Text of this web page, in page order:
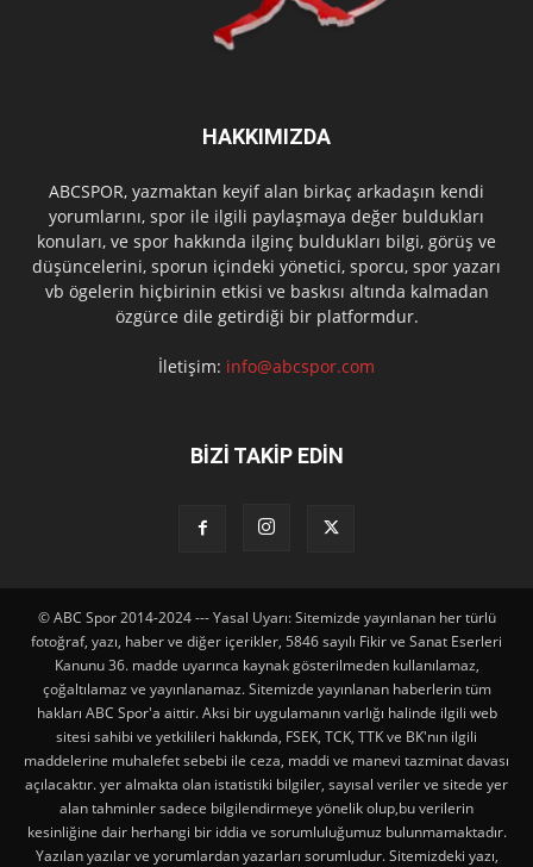
HAKKIMIZDA
ABCSPOR, yazmaktan keyif alan birkaç arkadaşın kendi
yorumlarını, spor ile ilgili paylaşmaya değer buldukları
konuları, ve spor hakkında ilginç buldukları bilgi, görüş ve
düşüncelerini, sporun içindeki yönetici, sporcu, spor yazarı
vb ögelerin hiçbirinin etkisi ve baskısı altında kalmadan
özgürce dile getirdiği bir platformdur.
İletişim: info@abcspor.com
BİZİ TAKİP EDİN
© ABC Spor 2014-2024 --- Yasal Uyarı: Sitemizde yayınlanan her türlü
fotoğraf, yazı, haber ve diğer içerikler, 5846 sayılı Fikir ve Sanat Eserleri
Kanunu 36. madde uyarınca kaynak gösterilmeden kullanılamaz,
çoğaltılamaz ve yayınlanamaz. Sitemizde yayınlanan haberlerin tüm
hakları ABC Spor'a aittir. Aksi bir uygulamanın varlığı halinde ilgili web
sitesi sahibi ve yetkilileri hakkında, FSEK, TCK, TTK ve BK'nın ilgili
maddelerine muhalefet sebebi ile ceza, maddi ve manevi tazminat davası
açılacaktır. yer almakta olan istatistiki bilgiler, sayısal veriler ve sitede yer
alan tahminler sadece bilgilendirmeye yönelik olup,bu verilerin
kesinliğine dair herhangi bir iddia ve sorumluluğumuz bulunmamaktadır.
Yazılan yazılar ve yorumlardan yazarları sorumludur. Sitemizdeki yazı,